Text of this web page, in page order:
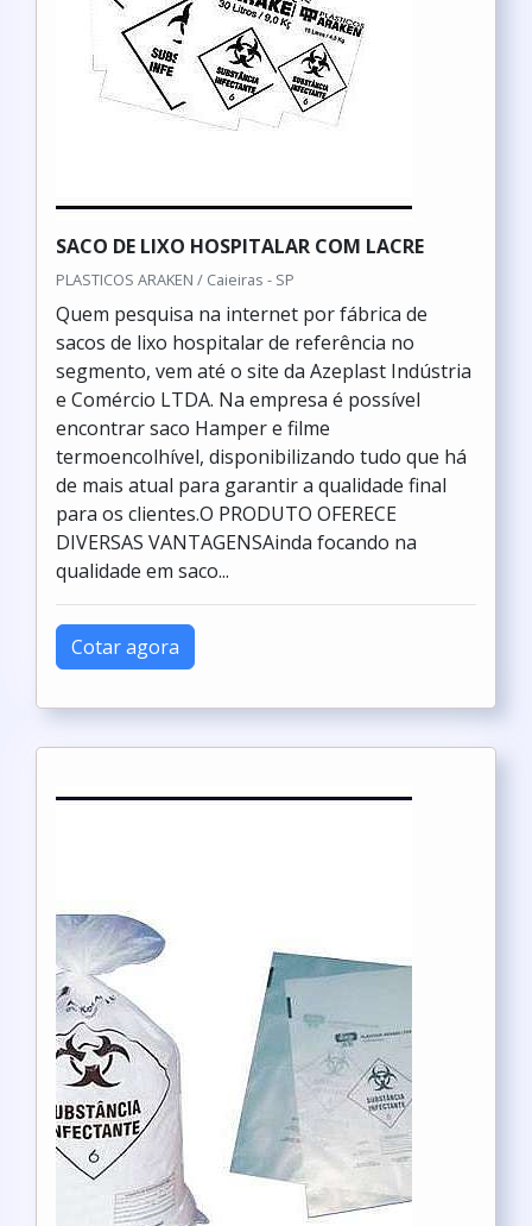
SACO DE LIXO HOSPITALAR COM LACRE
PLASTICOS ARAKEN / Caieiras - SP
Quem pesquisa na internet por fábrica de
sacos de lixo hospitalar de referência no
segmento, vem até o site da Azeplast Indústria
e Comércio LTDA. Na empresa é possível
encontrar saco Hamper e filme
termoencolhível, disponibilizando tudo que há
de mais atual para garantir a qualidade final
para os clientes.O PRODUTO OFERECE
DIVERSAS VANTAGENSAinda focando na
qualidade em saco...
Cotar agora